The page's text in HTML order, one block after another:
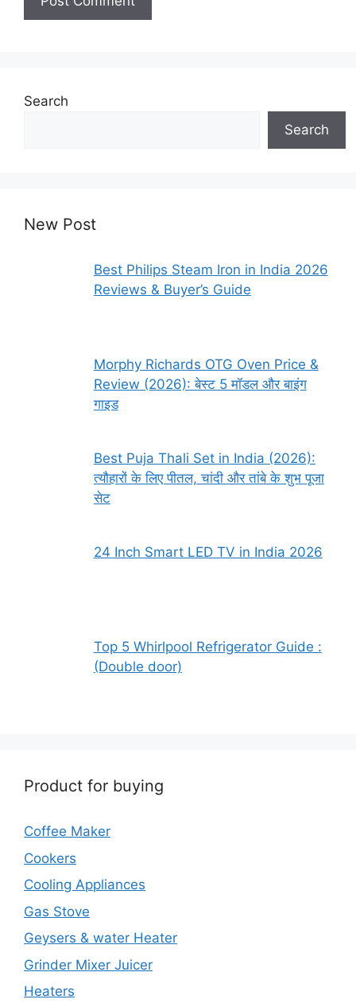
Search
Search
New Post
Best Philips Steam Iron in India 2026
Reviews & Buyer’s Guide
Morphy Richards OTG Oven Price &
Review (2026): बेस्ट 5 मॉडल और बाइंग
गाइड
Best Puja Thali Set in India (2026):
त्यौहारों के लिए पीतल, चांदी और तांबे के शुभ पूजा
सेट
24 Inch Smart LED TV in India 2026
Top 5 Whirlpool Refrigerator Guide :
(Double door)
Product for buying
Coffee Maker
Cookers
Cooling Appliances
Gas Stove
Geysers & water Heater
Grinder Mixer Juicer
Heaters